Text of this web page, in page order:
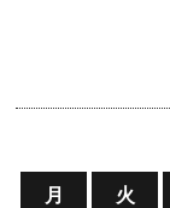
月 火